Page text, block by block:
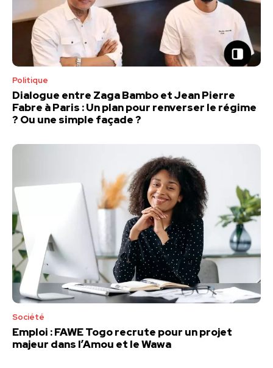
Politique
Dialogue entre Zaga Bambo et Jean Pierre
Fabre à Paris : Un plan pour renverser le régime
? Ou une simple façade ?
Société
Emploi : FAWE Togo recrute pour un projet
majeur dans l’Amou et le Wawa